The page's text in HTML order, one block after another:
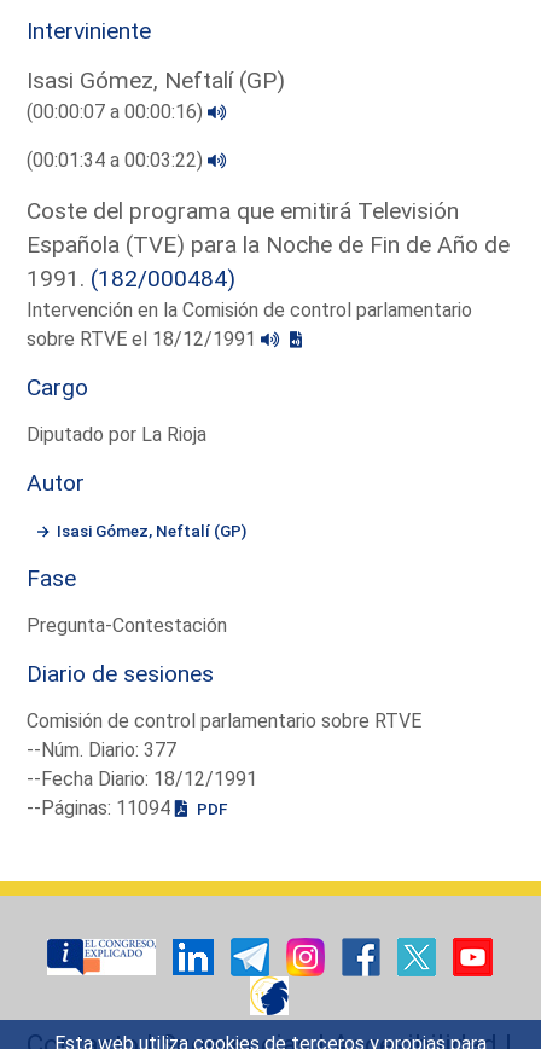
Esta web utiliza cookies de terceros y propias para
Interviniente
Isasi Gómez, Neftalí (GP)
(00:00:07 a 00:00:16)
(00:01:34 a 00:03:22)
Coste del programa que emitirá Televisión
Española (TVE) para la Noche de Fin de Año de
1991. (182/000484)
Intervención en la Comisión de control parlamentario
sobre RTVE el 18/12/1991
Cargo
Diputado por La Rioja
Autor
Isasi Gómez, Neftalí (GP)
Fase
Pregunta-Contestación
Diario de sesiones
Comisión de control parlamentario sobre RTVE
--Núm. Diario: 377
--Fecha Diario: 18/12/1991
--Páginas: 11094
PDF